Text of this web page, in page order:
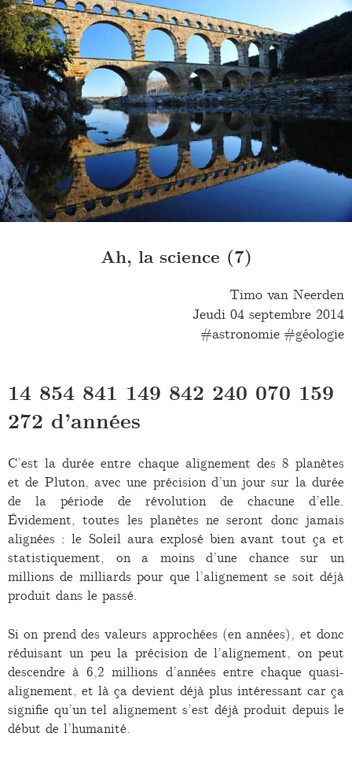
Ah, la science (7)
Timo van Neerden
Jeudi 04 septembre 2014
astronomie
géologie
14 854 841 149 842 240 070 159
272 d’années
C’est la durée entre chaque alignement des 8 planètes
et de Pluton, avec une précision d’un jour sur la durée
de la période de révolution de chacune d’elle.
Évidement, toutes les planètes ne seront donc jamais
alignées : le Soleil aura explosé bien avant tout ça et
statistiquement, on a moins d’une chance sur un
millions de milliards pour que l’alignement se soit déjà
produit dans le passé.
Si on prend des valeurs approchées (en années), et donc
réduisant un peu la précision de l’alignement, on peut
descendre à 6,2 millions d’années entre chaque quasi-
alignement, et là ça devient déjà plus intéressant car ça
signifie qu’un tel alignement s’est déjà produit depuis le
début de l’humanité.